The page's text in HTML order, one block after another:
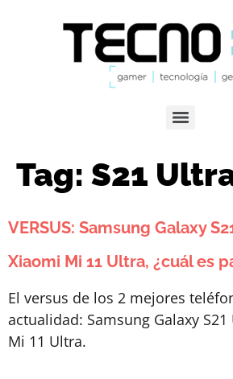
Tag: S21
VERSUS: Samsung Galaxy
Xiaomi Mi 11 Ultra, ¿cuál es
El versus de los 2 mejores
actualidad: Samsung Galaxy
Mi 11 Ultra.